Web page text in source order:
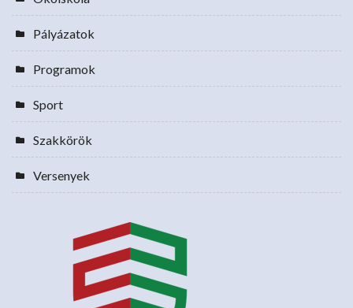
Pályázatok
Programok
Sport
Szakkörök
Versenyek